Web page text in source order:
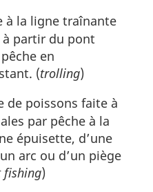
à la ligne traînante
à partir du pont
en
(trolling)
de poissons faite à
par pêche à la
épuisette, d’une
arc ou d’un piège
fishing)